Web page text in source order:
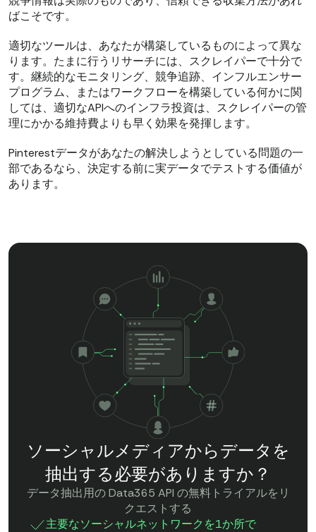
ばこそです。
適切なツールは、あなたが構築しているものによって異な
ります。たまに行うリサーチには、スクレイパーで十分で
す。継続的なモニタリング、競争追跡、インフルエンサー
プログラム、またはワークフローを構築している何かに関
しては、適切なAPIへのインフラ投資は、スクレイパーの管
理にかかる維持費よりも早く効果を発揮します。
Pinterestデータがあなたの解決しようとしている問題の一
部であるなら、決定する前に実データでテストする価値が
あります。
ソーシャルメディアからデータを
抽出する必要がありますか？
データ抽出用の Data365 API の無料トライアルをリ
クエストする
主要なソーシャルネットワークを1か所で